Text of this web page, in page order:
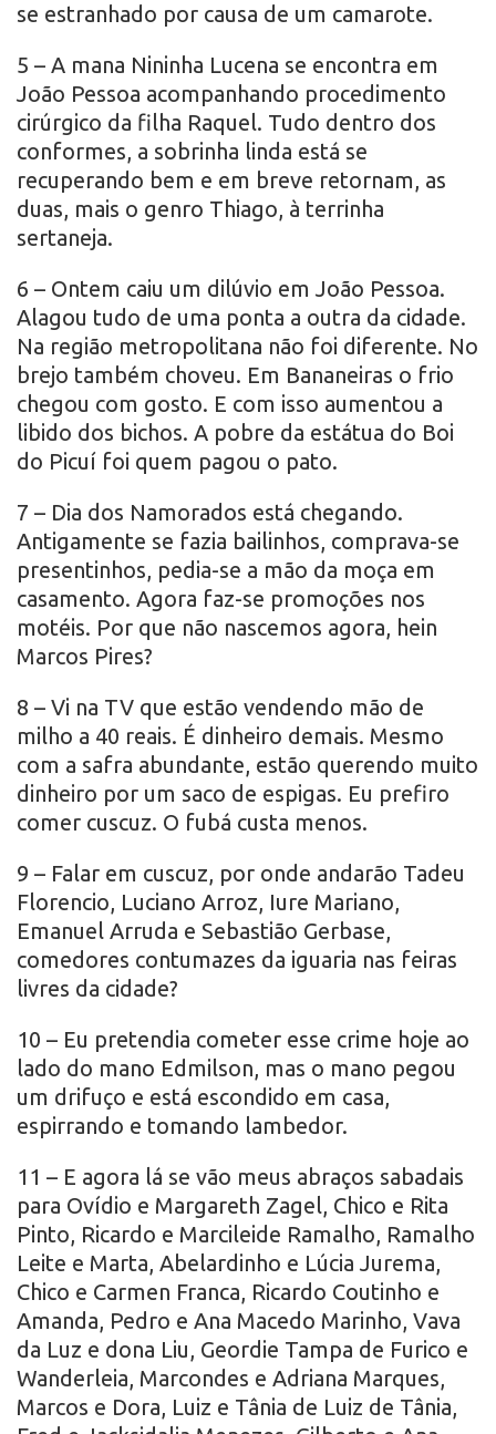
se estranhado por causa de um camarote.
5 – A mana Nininha Lucena se encontra em
João Pessoa acompanhando procedimento
cirúrgico da filha Raquel. Tudo dentro dos
conformes, a sobrinha linda está se
recuperando bem e em breve retornam, as
duas, mais o genro Thiago, à terrinha
sertaneja.
6 – Ontem caiu um dilúvio em João Pessoa.
Alagou tudo de uma ponta a outra da cidade.
Na região metropolitana não foi diferente. No
brejo também choveu. Em Bananeiras o frio
chegou com gosto. E com isso aumentou a
libido dos bichos. A pobre da estátua do Boi
do Picuí foi quem pagou o pato.
7 – Dia dos Namorados está chegando.
Antigamente se fazia bailinhos, comprava-se
presentinhos, pedia-se a mão da moça em
casamento. Agora faz-se promoções nos
motéis. Por que não nascemos agora, hein
Marcos Pires?
8 – Vi na TV que estão vendendo mão de
milho a 40 reais. É dinheiro demais. Mesmo
com a safra abundante, estão querendo muito
dinheiro por um saco de espigas. Eu prefiro
comer cuscuz. O fubá custa menos.
9 – Falar em cuscuz, por onde andarão Tadeu
Florencio, Luciano Arroz, Iure Mariano,
Emanuel Arruda e Sebastião Gerbase,
comedores contumazes da iguaria nas feiras
livres da cidade?
10 – Eu pretendia cometer esse crime hoje ao
lado do mano Edmilson, mas o mano pegou
um drifuço e está escondido em casa,
espirrando e tomando lambedor.
11 – E agora lá se vão meus abraços sabadais
para Ovídio e Margareth Zagel, Chico e Rita
Pinto, Ricardo e Marcileide Ramalho, Ramalho
Leite e Marta, Abelardinho e Lúcia Jurema,
Chico e Carmen Franca, Ricardo Coutinho e
Amanda, Pedro e Ana Macedo Marinho, Vava
da Luz e dona Liu, Geordie Tampa de Furico e
Wanderleia, Marcondes e Adriana Marques,
Marcos e Dora, Luiz e Tânia de Luiz de Tânia,